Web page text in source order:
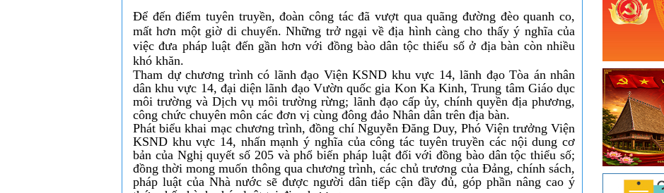
Để đến điểm tuyên truyền, đoàn công tác đã vượt qua quãng đường đèo quanh co,
mất hơn một giờ di chuyển. Những trở ngại về địa hình càng cho thấy ý nghĩa của
việc đưa pháp luật đến gần hơn với đồng bào dân tộc thiểu số ở địa bàn còn nhiều
khó khăn.
Tham dự chương trình có lãnh đạo Viện KSND khu vực 14, lãnh đạo Tòa án nhân
dân khu vực 14, đại diện lãnh đạo Vườn quốc gia Kon Ka Kinh, Trung tâm Giáo dục
môi trường và Dịch vụ môi trường rừng; lãnh đạo cấp ủy, chính quyền địa phương,
công chức chuyên môn các đơn vị cùng đông đảo Nhân dân trên địa bàn.
Phát biểu khai mạc chương trình, đồng chí Nguyễn Đăng Duy, Phó Viện trưởng Viện
KSND khu vực 14, nhấn mạnh ý nghĩa của công tác tuyên truyền các nội dung cơ
bản của Nghị quyết số 205 và phổ biến pháp luật đối với đồng bào dân tộc thiểu số;
đồng thời mong muốn thông qua chương trình, các chủ trương của Đảng, chính sách,
pháp luật của Nhà nước sẽ được người dân tiếp cận đầy đủ, góp phần nâng cao ý